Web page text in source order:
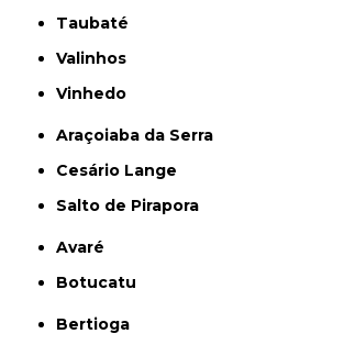
Taubaté
Valinhos
Vinhedo
Araçoiaba da Serra
Cesário Lange
Salto de Pirapora
Avaré
Botucatu
Bertioga